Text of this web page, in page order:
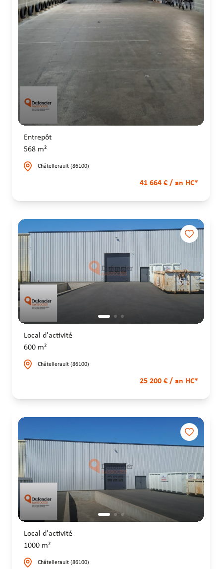
Entrepôt
568 m²
Châtellerault (86100)
41 664 € / an HC*
Local d'activité
600 m²
Châtellerault (86100)
25 200 € / an HC*
Local d'activité
1000 m²
Châtellerault (86100)